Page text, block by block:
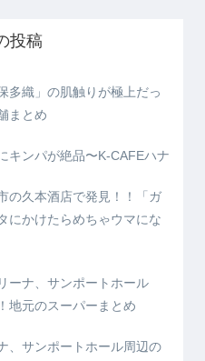
投稿
多織」の肌触りが極上だっ
まとめ
キンパが絶品〜K-CAFEハナ
の久本酒店で発見！！「ガ
にかけたらめちゃウマにな
ーナ、サンポートホール
地元のスーパーまとめ
、サンポートホール周辺の